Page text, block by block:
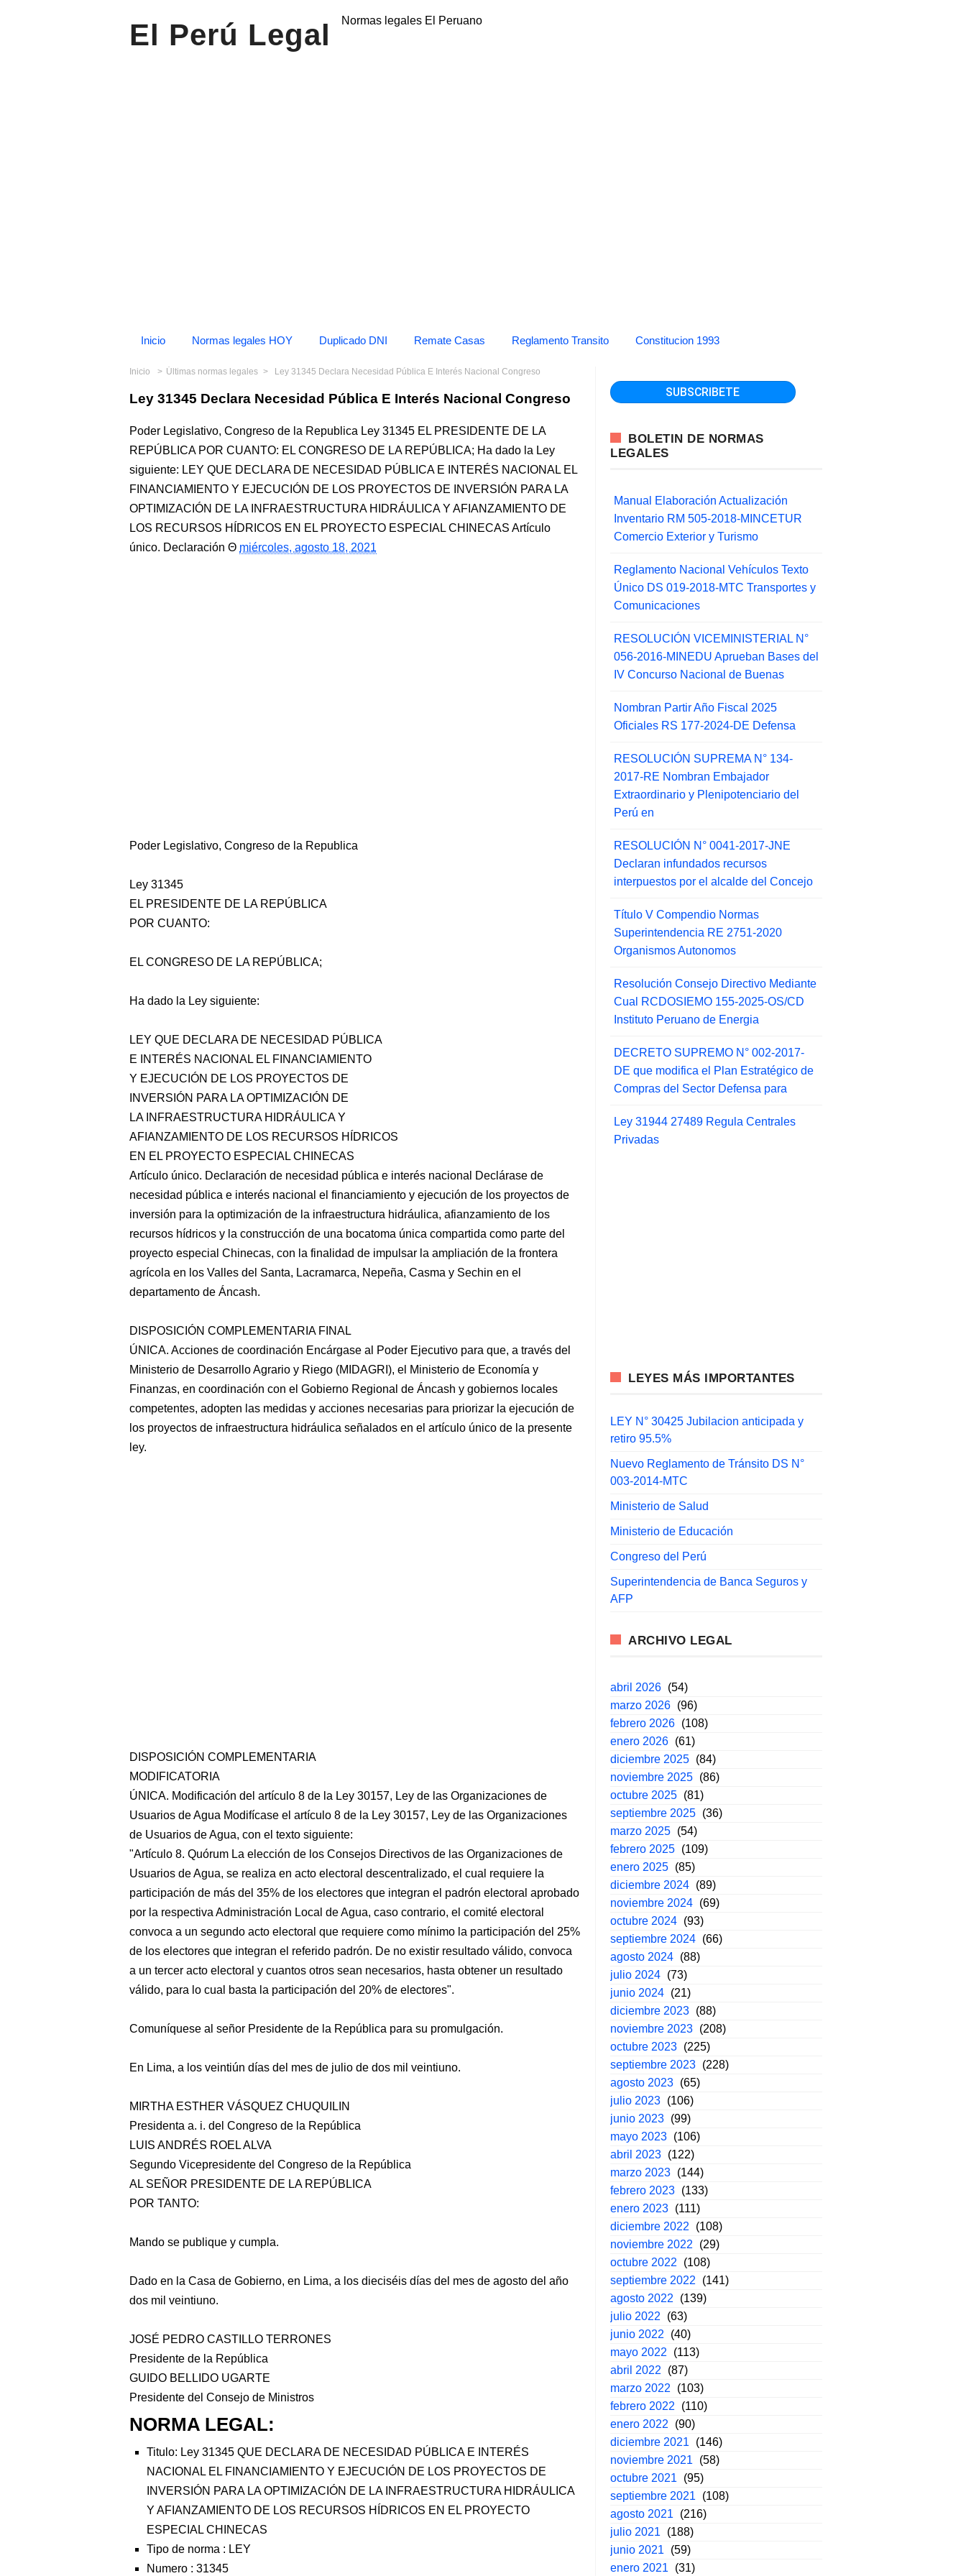
El Perú Legal Normas legales El Peruano
Inicio Normas legales HOY Duplicado DNI Remate Casas Reglamento Transito Constitucion 1993
Inicio Últimas normas legales Ley 31345 Declara Necesidad Pública E Interés Nacional Congreso
Ley 31345 Declara Necesidad Pública E Interés Nacional Congreso
Poder Legislativo, Congreso de la Republica Ley 31345 EL PRESIDENTE DE LA
REPÚBLICA POR CUANTO: EL CONGRESO DE LA REPÚBLICA; Ha dado la Ley
siguiente: LEY QUE DECLARA DE NECESIDAD PÚBLICA E INTERÉS NACIONAL EL
FINANCIAMIENTO Y EJECUCIÓN DE LOS PROYECTOS DE INVERSIÓN PARA LA
OPTIMIZACIÓN DE LA INFRAESTRUCTURA HIDRÁULICA Y AFIANZAMIENTO DE
LOS RECURSOS HÍDRICOS EN EL PROYECTO ESPECIAL CHINECAS Artículo
único. Declaración
miércoles, agosto 18, 2021
Poder Legislativo, Congreso de la Republica
Ley 31345
EL PRESIDENTE DE LA REPÚBLICA
POR CUANTO:
EL CONGRESO DE LA REPÚBLICA;
Ha dado la Ley siguiente:
LEY QUE DECLARA DE NECESIDAD PÚBLICA
E INTERÉS NACIONAL EL FINANCIAMIENTO
Y EJECUCIÓN DE LOS PROYECTOS DE
INVERSIÓN PARA LA OPTIMIZACIÓN DE
LA INFRAESTRUCTURA HIDRÁULICA Y
AFIANZAMIENTO DE LOS RECURSOS HÍDRICOS
EN EL PROYECTO ESPECIAL CHINECAS
Artículo único. Declaración de necesidad pública e interés nacional Declárase de
necesidad pública e interés nacional el financiamiento y ejecución de los proyectos de
inversión para la optimización de la infraestructura hidráulica, afianzamiento de los
recursos hídricos y la construcción de una bocatoma única compartida como parte del
proyecto especial Chinecas, con la finalidad de impulsar la ampliación de la frontera
agrícola en los Valles del Santa, Lacramarca, Nepeña, Casma y Sechin en el
departamento de Áncash.
DISPOSICIÓN COMPLEMENTARIA FINAL
ÚNICA. Acciones de coordinación Encárgase al Poder Ejecutivo para que, a través del
Ministerio de Desarrollo Agrario y Riego (MIDAGRI), el Ministerio de Economía y
Finanzas, en coordinación con el Gobierno Regional de Áncash y gobiernos locales
competentes, adopten las medidas y acciones necesarias para priorizar la ejecución de
los proyectos de infraestructura hidráulica señalados en el artículo único de la presente
ley.
DISPOSICIÓN COMPLEMENTARIA
MODIFICATORIA
ÚNICA. Modificación del artículo 8 de la Ley 30157, Ley de las Organizaciones de
Usuarios de Agua Modifícase el artículo 8 de la Ley 30157, Ley de las Organizaciones
de Usuarios de Agua, con el texto siguiente:
"Artículo 8. Quórum La elección de los Consejos Directivos de las Organizaciones de
Usuarios de Agua, se realiza en acto electoral descentralizado, el cual requiere la
participación de más del 35% de los electores que integran el padrón electoral aprobado
por la respectiva Administración Local de Agua, caso contrario, el comité electoral
convoca a un segundo acto electoral que requiere como mínimo la participación del 25%
de los electores que integran el referido padrón. De no existir resultado válido, convoca
a un tercer acto electoral y cuantos otros sean necesarios, hasta obtener un resultado
válido, para lo cual basta la participación del 20% de electores".
Comuníquese al señor Presidente de la República para su promulgación.
En Lima, a los veintiún días del mes de julio de dos mil veintiuno.
MIRTHA ESTHER VÁSQUEZ CHUQUILIN
Presidenta a. i. del Congreso de la República
LUIS ANDRÉS ROEL ALVA
Segundo Vicepresidente del Congreso de la República
AL SEÑOR PRESIDENTE DE LA REPÚBLICA
POR TANTO:
Mando se publique y cumpla.
Dado en la Casa de Gobierno, en Lima, a los dieciséis días del mes de agosto del año
dos mil veintiuno.
JOSÉ PEDRO CASTILLO TERRONES
Presidente de la República
GUIDO BELLIDO UGARTE
Presidente del Consejo de Ministros
NORMA LEGAL:
Titulo: Ley 31345 QUE DECLARA DE NECESIDAD PÚBLICA E INTERÉS
NACIONAL EL FINANCIAMIENTO Y EJECUCIÓN DE LOS PROYECTOS DE
INVERSIÓN PARA LA OPTIMIZACIÓN DE LA INFRAESTRUCTURA HIDRÁULICA
Y AFIANZAMIENTO DE LOS RECURSOS HÍDRICOS EN EL PROYECTO
ESPECIAL CHINECAS
Tipo de norma : LEY
Numero : 31345
BOLETIN DE NORMAS
LEGALES
Manual Elaboración Actualización
Inventario RM 505-2018-MINCETUR
Comercio Exterior y Turismo
Reglamento Nacional Vehículos Texto
Único DS 019-2018-MTC Transportes y
Comunicaciones
RESOLUCIÓN VICEMINISTERIAL N°
056-2016-MINEDU Aprueban Bases del
IV Concurso Nacional de Buenas
Nombran Partir Año Fiscal 2025
Oficiales RS 177-2024-DE Defensa
RESOLUCIÓN SUPREMA N° 134-
2017-RE Nombran Embajador
Extraordinario y Plenipotenciario del
Perú en
RESOLUCIÓN N° 0041-2017-JNE
Declaran infundados recursos
interpuestos por el alcalde del Concejo
Título V Compendio Normas
Superintendencia RE 2751-2020
Organismos Autonomos
Resolución Consejo Directivo Mediante
Cual RCDOSIEMO 155-2025-OS/CD
Instituto Peruano de Energia
DECRETO SUPREMO N° 002-2017-
DE que modifica el Plan Estratégico de
Compras del Sector Defensa para
Ley 31944 27489 Regula Centrales
Privadas
LEYES MÁS IMPORTANTES
LEY N° 30425 Jubilacion anticipada y
retiro 95.5%
Nuevo Reglamento de Tránsito DS N°
003-2014-MTC
Ministerio de Salud
Ministerio de Educación
Congreso del Perú
Superintendencia de Banca Seguros y
AFP
ARCHIVO LEGAL
abril 2026 (54)
marzo 2026 (96)
febrero 2026 (108)
enero 2026 (61)
diciembre 2025 (84)
noviembre 2025 (86)
octubre 2025 (81)
septiembre 2025 (36)
marzo 2025 (54)
febrero 2025 (109)
enero 2025 (85)
diciembre 2024 (89)
noviembre 2024 (69)
octubre 2024 (93)
septiembre 2024 (66)
agosto 2024 (88)
julio 2024 (73)
junio 2024 (21)
diciembre 2023 (88)
noviembre 2023 (208)
octubre 2023 (225)
septiembre 2023 (228)
agosto 2023 (65)
julio 2023 (106)
junio 2023 (99)
mayo 2023 (106)
abril 2023 (122)
marzo 2023 (144)
febrero 2023 (133)
enero 2023 (111)
diciembre 2022
(108)
noviembre 2022
(29)
octubre 2022
(108)
septiembre 2022
(141)
agosto 2022
(139)
julio 2022
(63)
junio 2022
(40)
mayo 2022
(113)
abril 2022
(87)
marzo 2022
(103)
febrero 2022
(110)
enero 2022
(90)
diciembre 2021
(146)
noviembre 2021
(58)
octubre 2021
(95)
septiembre 2021
(108)
agosto 2021
(216)
julio 2021
(188)
junio 2021
(59)
enero 2021
(31)